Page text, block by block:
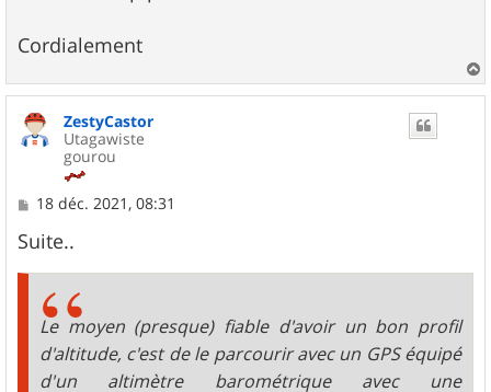
Cordialement
a
ZestyCastor
Utagawiste
gourou
M
s
s
a
18 déc. 2021, 08:31
Suite..
Le moyen (presque) fiable d'avoir un bon profil
d'altitude, c'est de le parcourir avec un GPS équipé
d'un altimètre barométrique avec une